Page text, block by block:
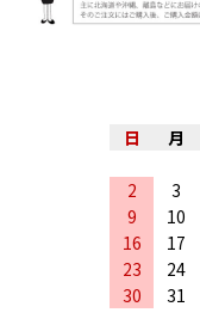
日
月
2
3
9
10
16
17
23
24
30
31